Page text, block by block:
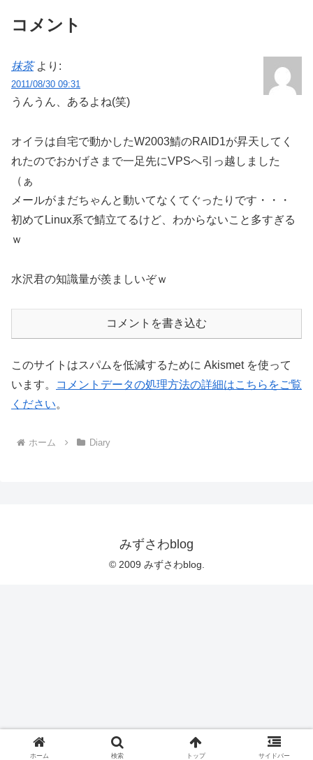
コメント
抹茶 より:
2011/08/30 09:31
うんうん、あるよね(笑)
オイラは自宅で動かしたW2003鯖のRAID1が昇天してく
れたのでおかげさまで一足先にVPSへ引っ越しました
（ぁ
メールがまだちゃんと動いてなくてぐったりです・・・
初めてLinux系で鯖立てるけど、わからないこと多すぎる
ｗ
水沢君の知識量が羨ましいぞｗ
コメントを書き込む
このサイトはスパムを低減するために Akismet を使って
います。
コメントデータの処理方法の詳細はこちらをご覧
ください。
ホーム Diary
みずさわblog
© 2009 みずさわblog.
ホーム 検索 トップ サイドバー